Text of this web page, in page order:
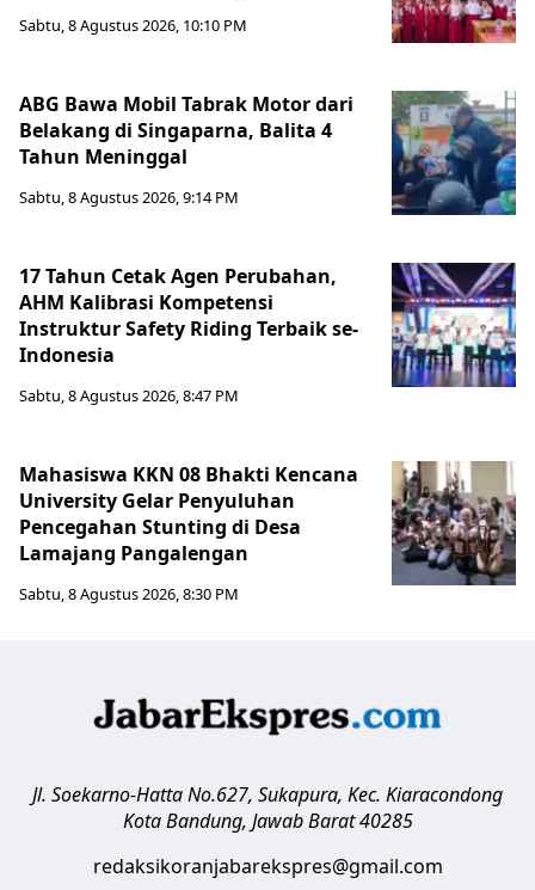
Sabtu, 8 Agustus 2026, 10:10 PM
ABG Bawa Mobil Tabrak Motor dari
Belakang di Singaparna, Balita 4
Tahun Meninggal
Sabtu, 8 Agustus 2026, 9:14 PM
17 Tahun Cetak Agen Perubahan,
AHM Kalibrasi Kompetensi
Instruktur Safety Riding Terbaik se-
Indonesia
Sabtu, 8 Agustus 2026, 8:47 PM
Mahasiswa KKN 08 Bhakti Kencana
University Gelar Penyuluhan
Pencegahan Stunting di Desa
Lamajang Pangalengan
Sabtu, 8 Agustus 2026, 8:30 PM
Jl. Soekarno-Hatta No.627, Sukapura, Kec. Kiaracondong
Kota Bandung, Jawab Barat 40285
redaksikoranjabarekspres@gmail.com